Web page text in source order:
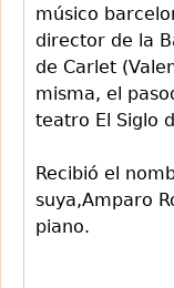
músico
director de la
de Carlet
misma, el
teatro El Siglo
Recibió el
suya,Amparo
piano.